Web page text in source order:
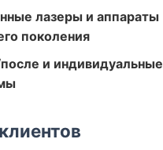
лазеры и аппараты
поколения
и индивидуальные